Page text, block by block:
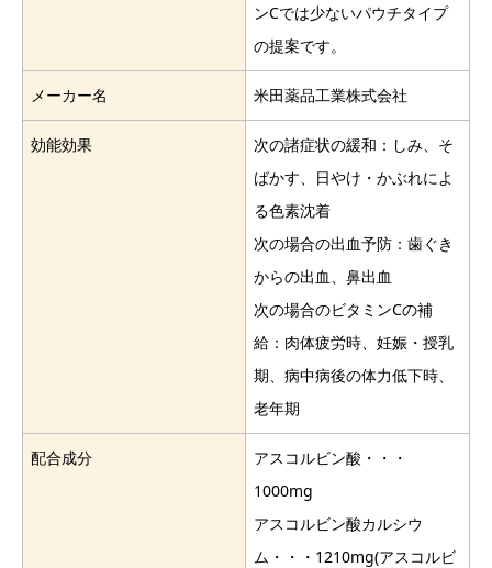
ンCでは少ないパウチタイプ
の提案です。
メーカー名 米田薬品工業株式会社
効能効果
次の諸症状の緩和：しみ、そ
ばかす、日やけ・かぶれによ
る色素沈着
次の場合の出血予防：歯ぐき
からの出血、鼻出血
次の場合のビタミンCの補
給：肉体疲労時、妊娠・授乳
期、病中病後の体力低下時、
老年期
配合成分
アスコルビン酸・・・
1000mg
アスコルビン酸カルシウ
ム・・・1210mg(アスコルビ